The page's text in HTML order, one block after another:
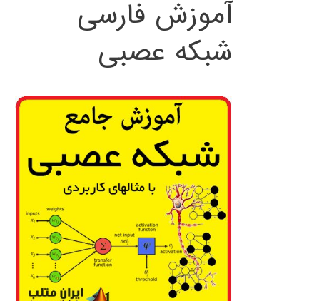
آموزش فارسی
شبکه عصبی